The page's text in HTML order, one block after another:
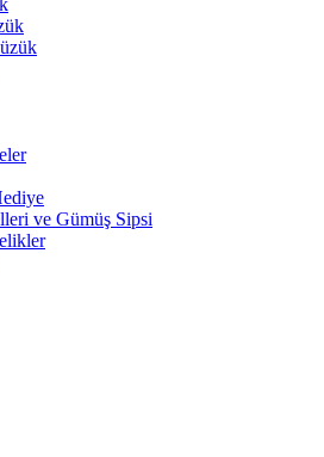
ve Gümüş Sipsi